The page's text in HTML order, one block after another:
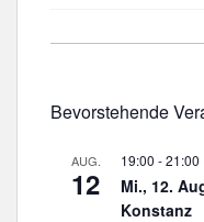
Bevorstehende
AUG.
12
19:00 -21:00
Mi., 12.
Konstanz